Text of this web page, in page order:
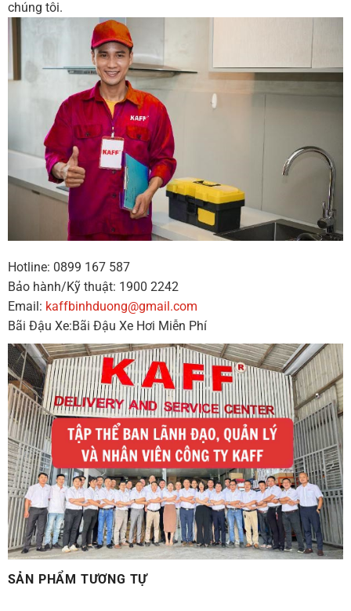
chúng tôi.
Hotline: 0899 167 587
Bảo hành/Kỹ thuật: 1900 2242
Email: kaffbinhduong@gmail.com
Bãi Đậu Xe:Bãi Đậu Xe Hơi Miễn Phí
SẢN PHẨM TƯƠNG TỰ